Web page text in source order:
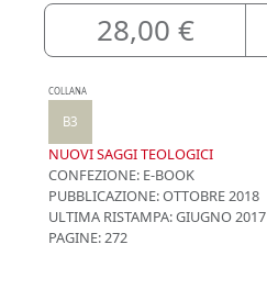
28,00 €
COLLANA
B3
NUOVI SAGGI TEOLOGICI
CONFEZIONE: E-BOOK
PUBBLICAZIONE:OTTOBRE 2018
ULTIMA RISTAMPA:GIUGNO 2017
PAGINE: 272